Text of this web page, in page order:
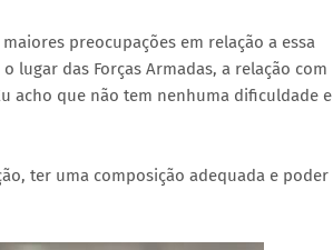
preocupações em relação a essa
lugar das Forças Armadas, a relação com
acho que não tem nenhuma dificuldade e
ter uma composição adequada e poder